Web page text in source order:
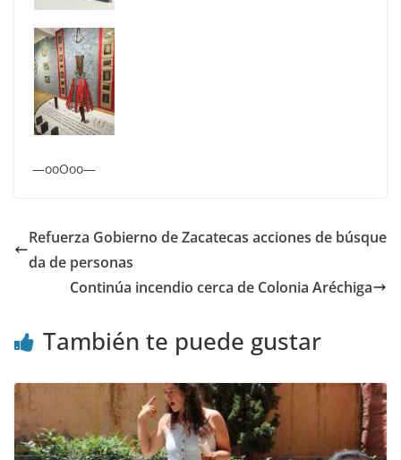
—ooOoo—
Refuerza Gobierno de Zacatecas acciones de búsque
da de personas
Continúa incendio cerca de Colonia Aréchiga
También te puede gustar